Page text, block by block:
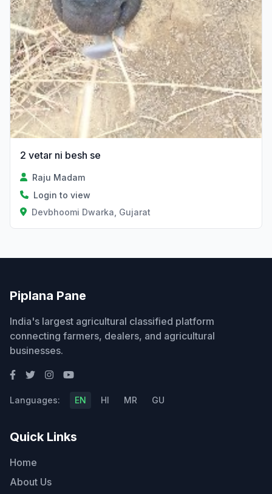
2 vetar ni besh se
Raju Madam
Login to view
Devbhoomi Dwarka, Gujarat
Piplana Pane
India's largest agricultural classified platform
connecting farmers, dealers, and agricultural
businesses.
Languages: EN HI MR GU
Quick Links
Home
About Us